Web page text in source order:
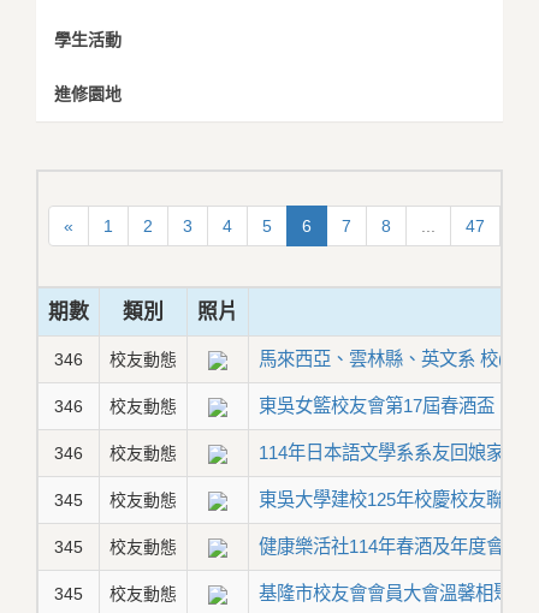
學生活動
進修園地
« 1 2 3 4 5 6 7 8 47
期數 類別 照片
346 校友動態 馬來西亞、雲林縣、英文系 校(系)
346 校友動態 東吳女籃校友會第17屆春酒盃
346 校友動態 114年日本語文學系系友回娘家－
345 校友動態 東吳大學建校125年校慶校友聯誼
345 校友動態 健康樂活社114年春酒及年度會員
345 校友動態 基隆市校友會會員大會溫馨相聚